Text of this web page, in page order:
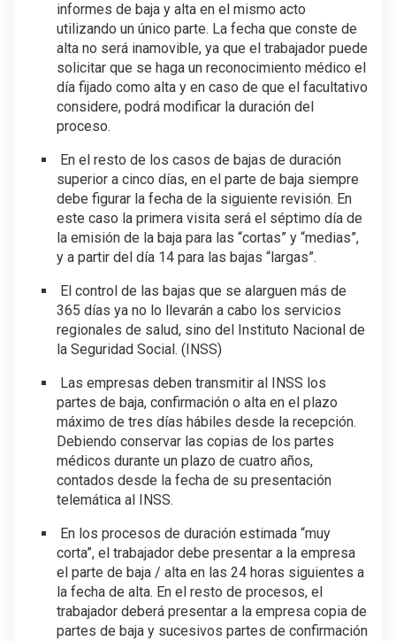
informes de baja y alta en el mismo acto
utilizando un único parte. La fecha que conste de
alta no será inamovible, ya que el trabajador puede
solicitar que se haga un reconocimiento médico el
día fijado como alta y en caso de que el facultativo
considere, podrá modificar la duración del
proceso.
En el resto de los casos de bajas de duración
superior a cinco días, en el parte de baja siempre
debe figurar la fecha de la siguiente revisión. En
este caso la primera visita será el séptimo día de
la emisión de la baja para las “cortas” y “medias”,
y a partir del día 14 para las bajas “largas”.
El control de las bajas que se alarguen más de
365 días ya no lo llevarán a cabo los servicios
regionales de salud, sino del Instituto Nacional de
la Seguridad Social. (INSS)
Las empresas deben transmitir al INSS los
partes de baja, confirmación o alta en el plazo
máximo de tres días hábiles desde la recepción.
Debiendo conservar las copias de los partes
médicos durante un plazo de cuatro años,
contados desde la fecha de su presentación
telemática al INSS.
En los procesos de duración estimada “muy
corta”, el trabajador debe presentar a la empresa
el parte de baja / alta en las 24 horas siguientes a
la fecha de alta. En el resto de procesos, el
trabajador deberá presentar a la empresa copia de
partes de baja y sucesivos partes de confirmación